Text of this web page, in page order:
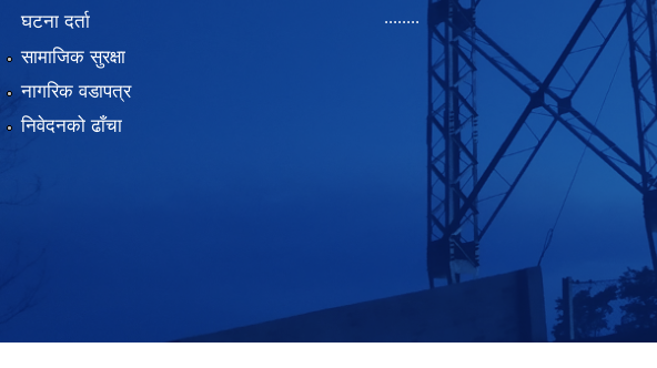
घटना दर्ता
सामाजिक सुरक्षा
नागरिक वडापत्र
निवेदनको ढाँचा
........